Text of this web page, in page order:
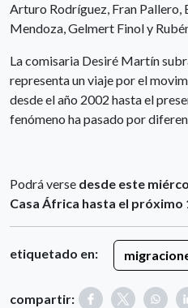
Arturo Rodríguez, Fran Pallero,
Mendoza, Gelmert Finol y
La comisaria Desiré Martín
representa un viaje por el
desde el año 2002 hasta el
fenómeno ha pasado por
Podrá verse desde este
Casa África hasta el próximo
etiquetado en:
compartir: